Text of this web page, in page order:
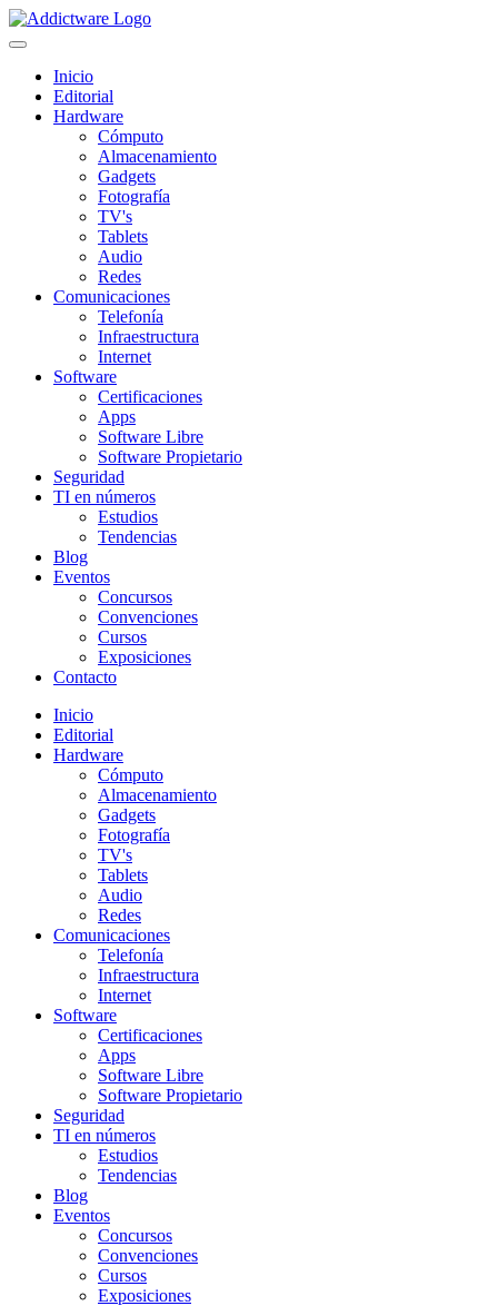
Inicio
Editorial
Hardware
Cómputo
Almacenamiento
Gadgets
Fotografía
TV's
Tablets
Audio
Redes
Comunicaciones
Telefonía
Infraestructura
Internet
Software
Certificaciones
Apps
Software Libre
Software Propietario
Seguridad
TI en números
Estudios
Tendencias
Blog
Eventos
Concursos
Convenciones
Cursos
Exposiciones
Contacto
Inicio
Editorial
Hardware
Cómputo
Almacenamiento
Gadgets
Fotografía
TV's
Tablets
Audio
Redes
Comunicaciones
Telefonía
Infraestructura
Internet
Software
Certificaciones
Apps
Software Libre
Software Propietario
Seguridad
TI en números
Estudios
Tendencias
Blog
Eventos
Concursos
Convenciones
Cursos
Exposiciones